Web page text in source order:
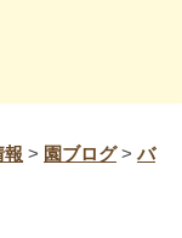
報 > 園ブログ> バ